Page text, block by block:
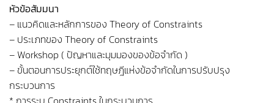
หัวข้อสัมมนา
– แนวคิดและหลักการของ Theory of Constraints
– ประเภทของ Theory of Constraints
– Workshop ( ปัญหาและมุมมองของข้อจำกัด )
– ขั้นตอนการประยุกต์ใช้ทฤษฎีแห่งข้อจำกัดในการปรับปรุง
กระบวนการ